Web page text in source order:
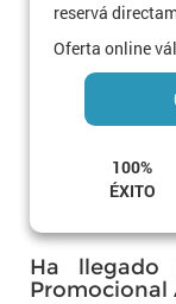
reservá
Oferta online
100%
ÉXITO
Ha llegado
Promocional